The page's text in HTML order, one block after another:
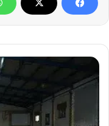
بيان
عاجل